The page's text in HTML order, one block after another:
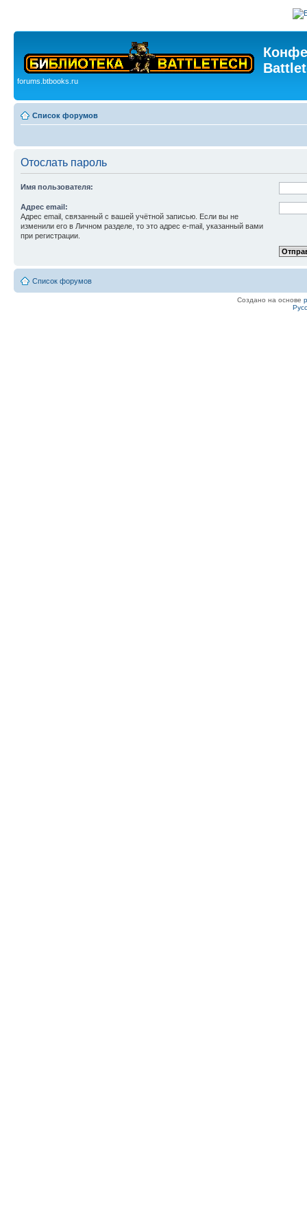
forums.btbooks.ru
Список форумов
Отослать пароль
Имя пользователя:
Адрес email:
Адрес email, связанный с вашей учётной записью. Если вы не
изменили его в Личном разделе, то это адрес e-mail, указанный вами
при регистрации.
Список форумов
Создано на основе